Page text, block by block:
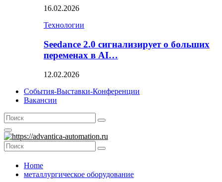
16.02.2026
Технологии
Seedance 2.0 сигнализирует о больших
переменах в AI…
12.02.2026
События-Выставки-Конференции
Вакансии
Search
for:
Search
Primary
Menu
Search
for:
Search
Home
металлургическое оборудование